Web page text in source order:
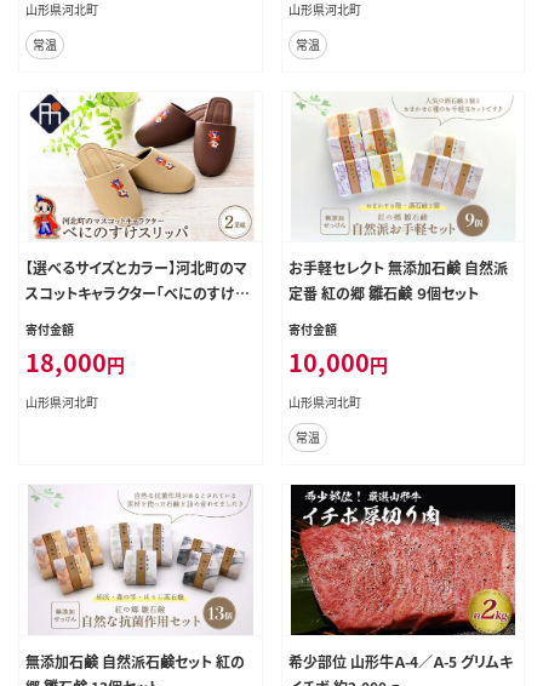
山形県河北町
常温
山形県河北町
常温
【選べるサイズとカラー】河北町のマ
スコットキャラクター「べにのすけ」
スリッパ（2足セット）【タカナシスリッ
寄付金額
18,000円
山形県河北町
お手軽セレクト 無添加石鹸 自然派
定番 紅の郷 雛石鹸 ９個セット
寄付金額
10,000円
山形県河北町
常温
無添加石鹸 自然派石鹸セット 紅の
希少部位 山形牛Ａ-4／Ａ-5 グリムキ